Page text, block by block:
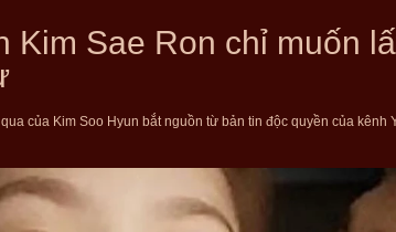
Kim Sae Ron chỉ muốn
của Kim Soo Hyun bắt nguồn từ bản tin độc quyền của kênh